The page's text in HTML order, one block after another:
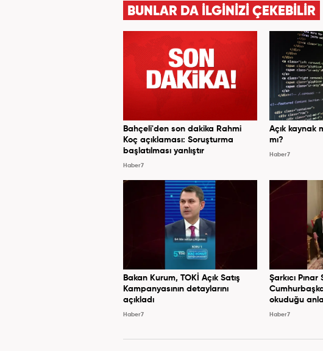
BUNLAR DA İLGİNİZİ ÇEKEBİLİR
Bahçeli'den son dakika Rahmi
Koç açıklaması: Soruşturma
başlatılması yanlıştır
Haber7
Açık kaynak
mı?
Haber7
Bakan Kurum, TOKİ Açık Satış
Kampanyasının detaylarını
açıkladı
Haber7
Şarkıcı Pınar
okuduğu
Haber7